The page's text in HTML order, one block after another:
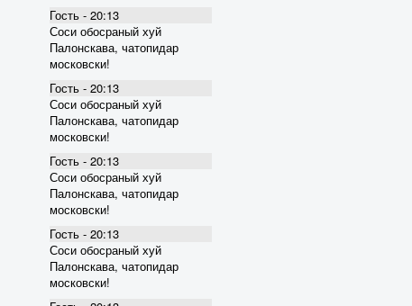
Гость - 20:13
Соси обосраный хуй
Палонскава, чатопидар
московски!
Гость - 20:13
Соси обосраный хуй
Палонскава, чатопидар
московски!
Гость - 20:13
Соси обосраный хуй
Палонскава, чатопидар
московски!
Гость - 20:13
Соси обосраный хуй
Палонскава, чатопидар
московски!